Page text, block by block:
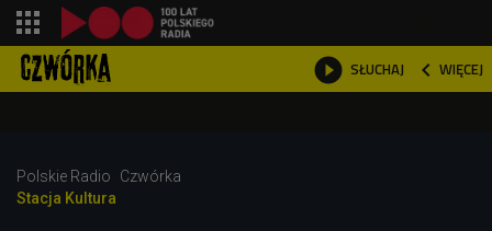
 SŁUCHAJ  WIĘCEJ

Polskie Radio
Czwórka
Stacja Kultura